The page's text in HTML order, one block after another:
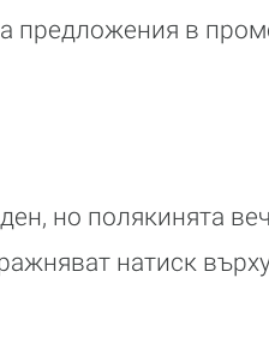
предложения в
но полякинята
натиск